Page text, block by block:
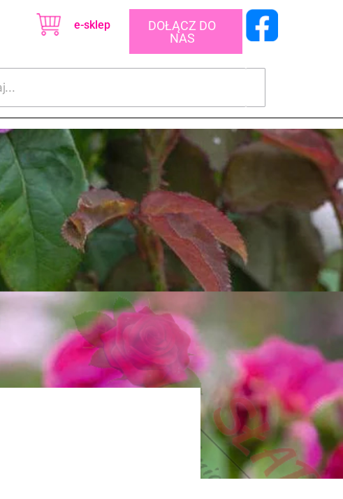
e-sklep
DOŁĄCZ DO
NAS